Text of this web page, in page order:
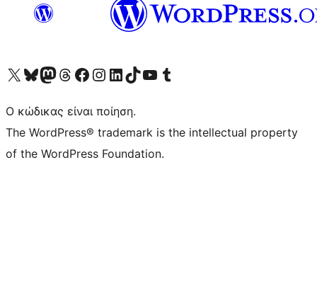
Visit our X (formerly Twitter) account
Visit our Bluesky account
Επισκεφθείτε τον λογαριασμό μας στο Mastodon
Visit our Threads account
Επισκεφτείτε τη σελίδα μας στο Facebook
Επισκεφθείτε τον λογαριασμό μας Instagram
Επισκεφθείτε τον λογαριασμό μας LinkedIn
Visit our TikTok account
Visit our YouTube channel
Visit our Tumblr account
Ο κώδικας είναι ποίηση.
The WordPress® trademark is the intellectual property
of the WordPress Foundation.